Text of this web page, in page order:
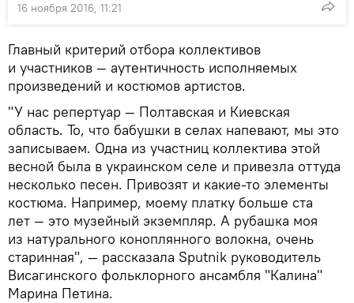
16 ноября 2016, 11:21
Главный критерий отбора коллективов
и участников — аутентичность исполняемых
произведений и костюмов артистов.
"У нас репертуар — Полтавская и Киевская
область. То, что бабушки в селах напевают, мы это
записываем. Одна из участниц коллектива этой
весной была в украинском селе и привезла оттуда
несколько песен. Привозят и какие-то элементы
костюма. Например, моему платку больше ста
лет — это музейный экземпляр. А рубашка моя
из натурального коноплянного волокна, очень
старинная", — рассказала Sputnik руководитель
Висагинского фольклорного ансамбля "Калина"
Марина Петина.